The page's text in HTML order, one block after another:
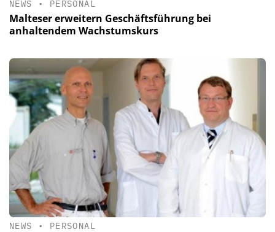
NEWS • PERSONAL
Malteser erweitern Geschäftsführung bei
anhaltendem Wachstumskurs
NEWS • PERSONAL